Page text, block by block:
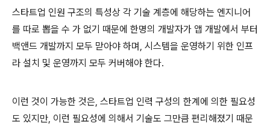
스타트업 인원 구조의 특성상 각 기술 계층에 해당하는 엔지니어
를 따로 뽑을 수 가 없기 때문에 한명의 개발자가 앱 개발에서 부터
백앤드 개발까지 모두 맏아야 하며, 시스템을 운영하기 위한 인프
라 설치 및 운영까지 모두 커버해야 한다.
이런 것이 가능한 것은, 스타트업 인력 구성의 한계에 의한 필요성
도 있지만, 이런 필요성에 의해서 기술도 그만큼 편리해졌기 때문